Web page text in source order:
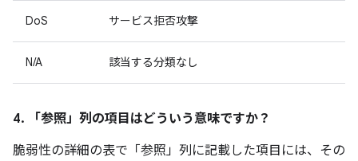
DoS サービス拒否攻撃
N/A 該当する分類なし
4. 「参照」 列の項目はどういう意味ですか？
脆弱性の詳細の表で「参照」 列に記載した項目には、その